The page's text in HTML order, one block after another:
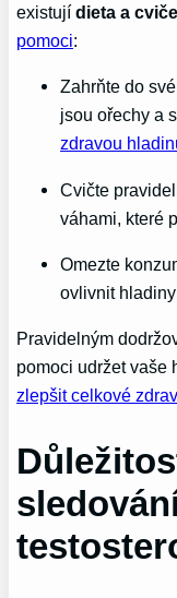
existujídieta a
pomoci:
Zahrňte do
jsou ořechy a
zdravou
Cvičte
váhami, které
Omezte
ovlivnit
Pravidelným
pomoci udržet vaše
zlepšit celkové